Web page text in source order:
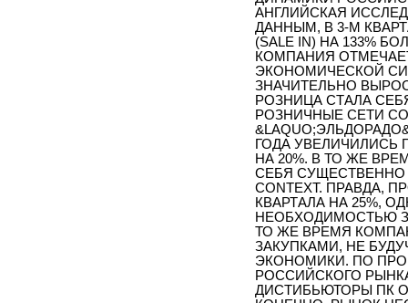
АНГЛИЙСКАЯ
ДАННЫМ, В 3-М
(SALE IN) НА 133%
КОМПАНИЯ
ЭКОНОМИЧЕСКОЙ
ЗНАЧИТЕЛЬНО
РОЗНИЦА СТАЛА
РОЗНИЧНЫЕ СЕТИ
ГОДА УВЕЛИЧИЛИСЬ
НА 20%. В ТО ЖЕ
СЕБЯ СУЩЕСТВЕННО
CONTEXT. ПРАВДА,
КВАРТАЛА НА 25%,
НЕОБХОДИМОСТЬЮ
ТО ЖЕ ВРЕМЯ
ЗАКУПКАМИ, НЕ
ЭКОНОМИКИ. ПО
РОССИЙСКОГО
ДИСТИБЬЮТОРЫ ПК